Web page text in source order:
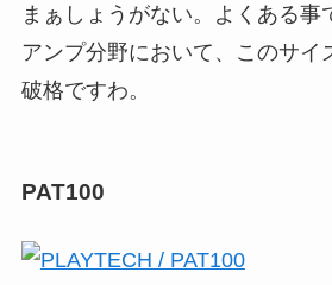
まぁしょうがない。よくある事
アンプ分野において、このサイ
破格ですわ。
PAT100